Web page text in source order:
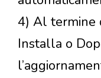
4) Al termine
Installa o